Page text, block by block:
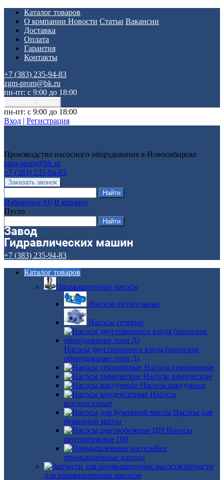
Каталог товаров
О компании Новости Статьи Вакансии
Доставка
Оплата
Гарантия
Контакты
+7 (383) 235-94-83
zgm-prom@bk.ru
пн-пт: с 9:00 до 18:00
пн-пт: с 9:00 до 18:00
Вход | Регистрация
Производство насосного оборудования в Новосибирске
zgm-prom@bk.ru
+7 (383) 235-94-83
Избранное (0) В корзине
Пусто
+7 (383) 235-94-83
Каталог товаров
Промышленные насосы
Насосы питательные
Насосы сетевые
Насосы двустороннего входа (насосное
оборудование типа Д)
Насосы секционные
Насосы химические
Насосы вакуумные
Насосы
конденсатные
Насосы для
бумажной массы
Насосы
центробежные ЦН
Все
промышленные насосы
Запчасти
для промышленных насосов